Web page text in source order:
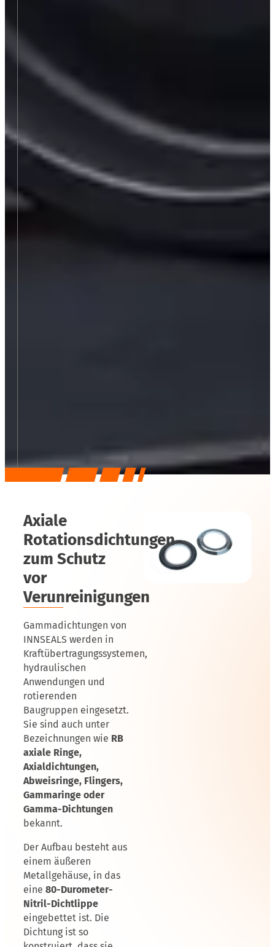
Axiale
Rotationsdichtungen
zum Schutz
vor
Verunreinigungen
Gammadichtungen von
INNSEALS werden in
Kraftübertragungssystemen,
hydraulischen
Anwendungen und
rotierenden
Baugruppen eingesetzt.
Sie sind auch unter
Bezeichnungen wie RB
axiale Ringe,
Axialdichtungen,
Abweisringe, Flingers,
Gammaringe oder
Gamma-Dichtungen
bekannt.
Der Aufbau besteht aus
einem äußeren
Metallgehäuse, in das
eine 80-Durometer-
Nitril-Dichtlippe
eingebettet ist. Die
Dichtung ist so